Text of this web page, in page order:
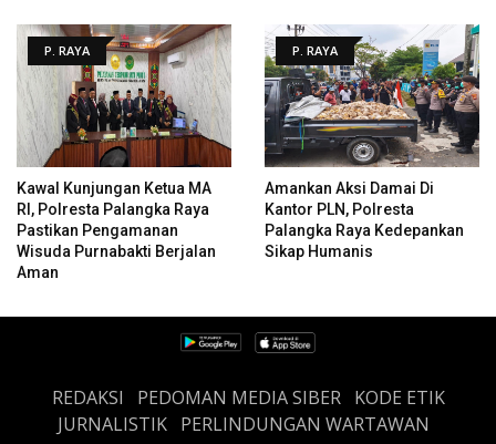
P. RAYA
Kawal Kunjungan Ketua MA
RI, Polresta Palangka Raya
Pastikan Pengamanan
Wisuda Purnabakti Berjalan
Aman
P. RAYA
Amankan Aksi Damai Di
Kantor PLN, Polresta
Palangka Raya Kedepankan
Sikap Humanis
REDAKSI PEDOMAN MEDIA SIBER
KODE ETIK
JURNALISTIK PERLINDUNGAN WARTAWAN